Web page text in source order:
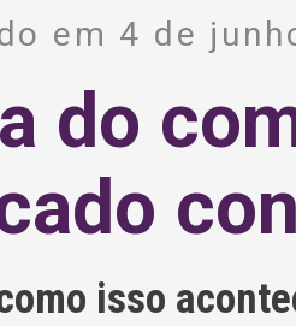
em 4 de
do
isso